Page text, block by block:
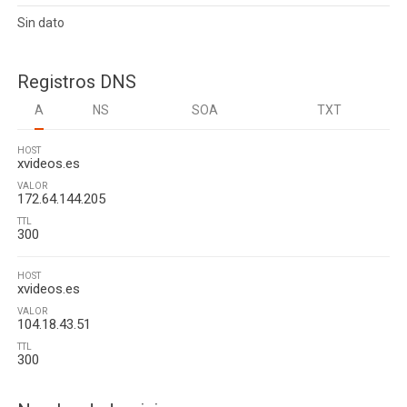
Sin dato
Registros DNS
A NS SOA TXT
HOST
xvideos.es
VALOR
172.64.144.205
TTL
300
HOST
xvideos.es
VALOR
104.18.43.51
TTL
300